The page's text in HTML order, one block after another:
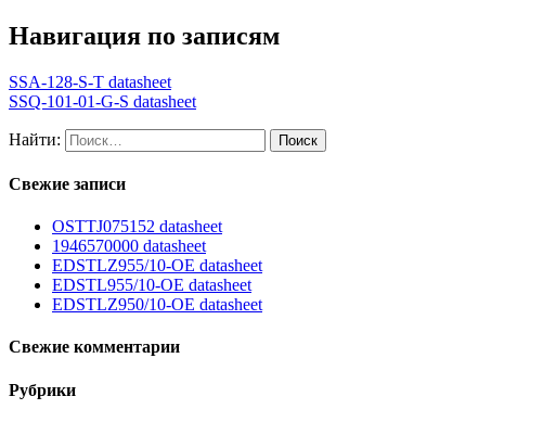
Навигация по записям
SSA-128-S-T datasheet
SSQ-101-01-G-S datasheet
Найти:
Свежие записи
OSTTJ075152 datasheet
1946570000 datasheet
EDSTLZ955/10-OE datasheet
EDSTL955/10-OE datasheet
EDSTLZ950/10-OE datasheet
Свежие комментарии
Рубрики